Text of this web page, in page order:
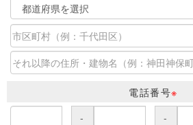
電話番号※
- -